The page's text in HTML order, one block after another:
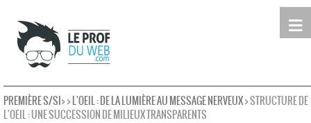
≡
leProfDuWeb
Seconde
Première
Terminale
Rechercher
PREMIÈRE S/SI>>L'OEIL : DE LA LUMIÈRE AU MESSAGE NERVEUX> STRUCTURE DE
L'OEIL : UNE SUCCESSION DE MILIEUX TRANSPARENTS